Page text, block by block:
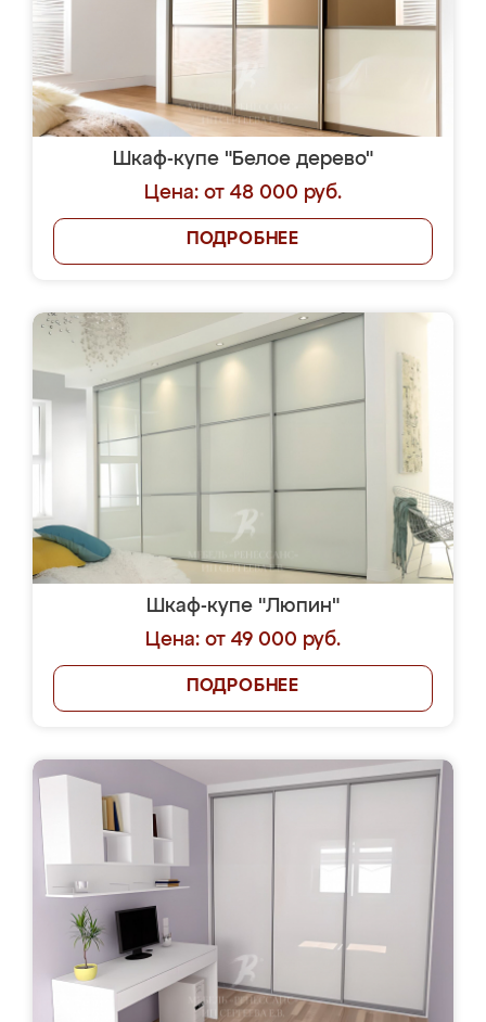
Шкаф-купе "Белое дерево"
Цена: от 48 000 руб.
ПОДРОБНЕЕ
Шкаф-купе "Люпин"
Цена: от 49 000 руб.
ПОДРОБНЕЕ